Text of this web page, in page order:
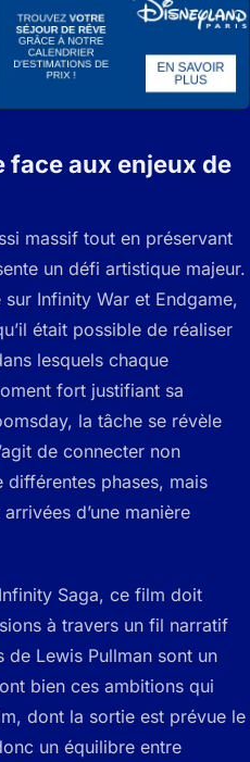
face aux enjeux de
massif tout en préservant
un défi artistique majeur.
sur Infinity War et Endgame,
était possible de réaliser
lesquels chaque
fort justifiant sa
la tâche se révèle
de connecter non
différentes phases, mais
d’une manière
Saga, ce film doit
à travers un fil narratif
Lewis Pullman sont un
bien ces ambitions qui
dont la sortie est prévue le
un équilibre entre